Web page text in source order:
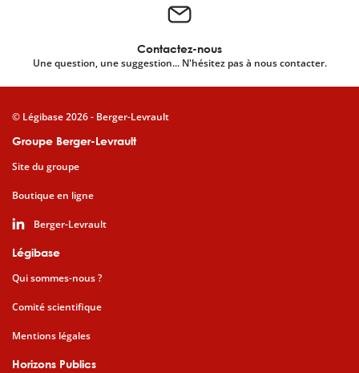
Contactez-nous
Une question, une suggestion... N'hésitez pas à nous contacter.
Groupe Berger-Levrault
Site du groupe
Boutique en ligne
Berger-Levrault
Légibase
Qui sommes-nous ?
Comité scientifique
Mentions légales
Horizons Publics
© Légibase 2026 - Berger-Levrault